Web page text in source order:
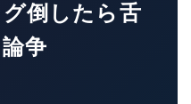
グ倒したら舌
争